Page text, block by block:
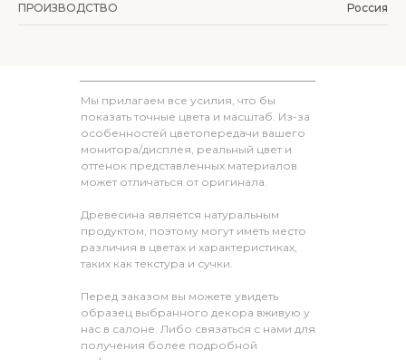
ПРОИЗВОДСТВО Россия
Мы прилагаем все усилия, что бы
показать точные цвета и масштаб. Из-за
особенностей цветопередачи вашего
монитора/дисплея, реальный цвет и
оттенок представленных материалов
может отличаться от оригинала.
Древесина является натуральным
продуктом, поэтому могут иметь место
различия в цветах и характеристиках,
таких как текстура и сучки.
Перед заказом вы можете увидеть
образец выбранного декора вживую у
нас в салоне. Либо связаться с нами для
получения более подробной